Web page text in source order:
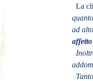
La
ad